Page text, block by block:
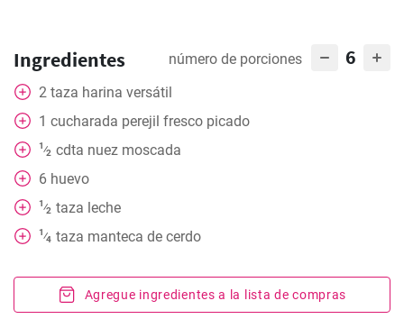
Ingredientes número de porciones 6
2 taza harina versátil
1 cucharada perejil fresco picado
1⁄2 cdta nuez moscada
6 huevo
1⁄2 taza leche
1⁄4 taza manteca de cerdo
Agregue ingredientes a la lista de compras